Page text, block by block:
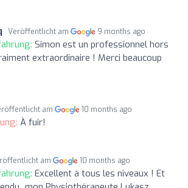
Veröffentlicht am 9 months ago
Simon est un professionnel hors
extraordinaire ! Merci beaucoup
am 10 months ago
À fuir!
am 10 months ago
Excellent à tous les niveaux ! Et